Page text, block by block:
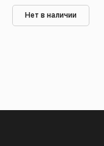
Нет в наличии